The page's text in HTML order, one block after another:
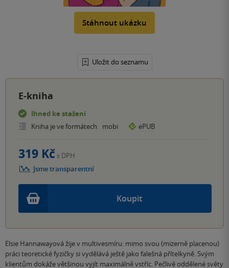
Stáhnout ukázku
Uložit do seznamu
E-kniha
Ihned ke stažení
Kniha je ve formátech
mobi ePUB
Koupit
319 Kč s DPH
Jsme transparentní
Elsie Hannawayová žije v multivesmíru: mimo svou (mizerně placenou)
práci teoretické fyzičky si vydělává ještě jako falešná přítelkyně. Svým
klientům dokáže většinou vyjít maximálně vstříc. Pečlivě oddělené světy